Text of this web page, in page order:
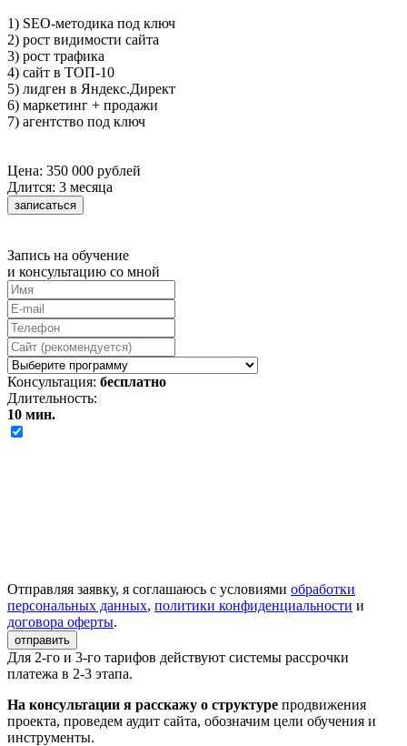
1) SEO-методика под ключ
2) рост видимости сайта
3) рост трафика
4) сайт в ТОП-10
5) лидген в Яндекс.Директ
6) маркетинг + продажи
7) агентство под ключ
Цена: 350 000 рублей
Длится: 3 месяца
записаться
Запись на обучение
и консультацию со мной
Консультация: бесплатно
Длительность:
10 мин.
Отправляя заявку, я соглашаюсь с условиями обработки
персональных данных, политики конфиденциальности и
договора оферты.
отправить
Для 2-го и 3-го тарифов действуют системы рассрочки
платежа в 2-3 этапа.
На консультации я расскажу о структуре продвижения
проекта, проведем аудит сайта, обозначим цели обучения и
инструменты.